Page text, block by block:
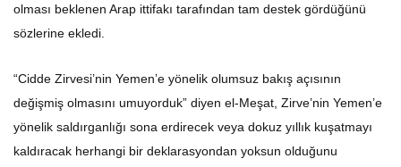
olması beklenen Arap ittifakı tarafından tam destek gördüğünü
sözlerine ekledi.
“Cidde Zirvesi’nin Yemen’e yönelik olumsuz bakış açısının
değişmiş olmasını umuyorduk” diyen el-Meşat, Zirve’nin Yemen’e
yönelik saldırganlığı sona erdirecek veya dokuz yıllık kuşatmayı
kaldıracak herhangi bir deklarasyondan yoksun olduğunu